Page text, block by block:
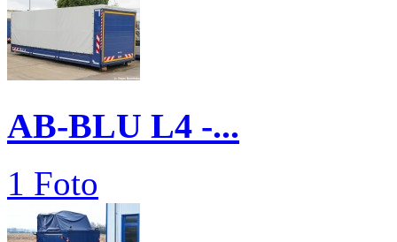
AB-BLU L4 -...
1 Foto